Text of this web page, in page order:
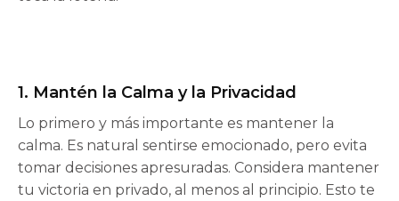
1. Mantén la Calma y la Privacidad
Lo primero y más importante es mantener la
calma. Es natural sentirse emocionado, pero evita
tomar decisiones apresuradas. Considera mantener
tu victoria en privado, al menos al principio. Esto te